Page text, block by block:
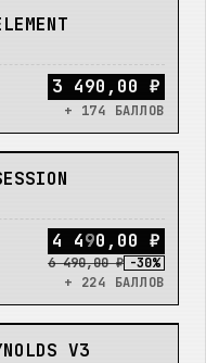
3 490,00 ₽
+ 174 БАЛЛОВ
4 490 , 00 ₽
6 490,00 ₽ -30%
+ 224 БАЛЛОВ
V3